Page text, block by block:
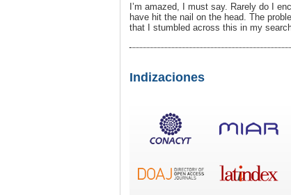
I’m amazed, I must say. Rarely do I
have hit the nail on the head. The
that I stumbled across this in my
Indizaciones